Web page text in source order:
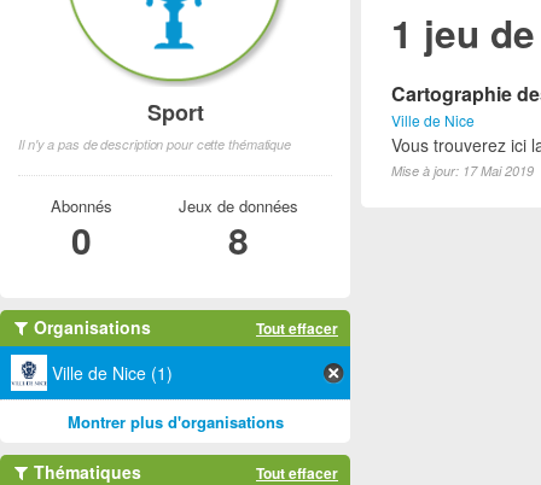
1 jeu
Cartographie
Ville de Nice
Vous trouverez ici
Mise à jour: 17 Mai 2019
Sport
Il n'y a pas de description pour cette thématique
Abonnés
0
Jeux de données
8
Organisations Tout effacer
Ville de Nice (1)
Montrer plus d'organisations
Thématiques Tout effacer